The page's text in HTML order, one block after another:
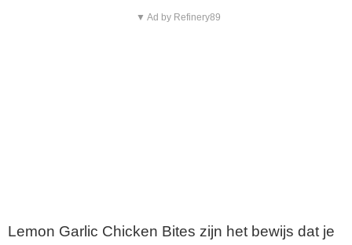
▼ Ad by Refinery89
Lemon Garlic Chicken Bites zijn het bewijs dat je